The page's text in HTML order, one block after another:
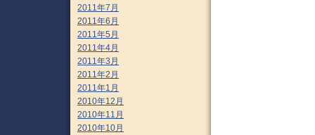
2011年7月
2011年6月
2011年5月
2011年4月
2011年3月
2011年2月
2011年1月
2010年12月
2010年11月
2010年10月